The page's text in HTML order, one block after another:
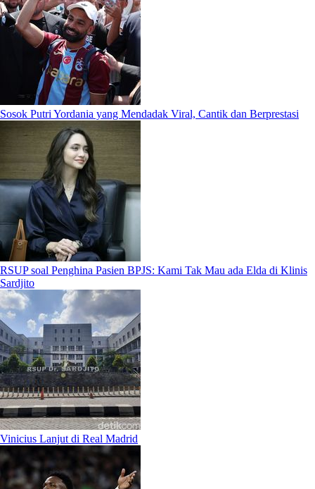
Sosok Putri Yordania yang Mendadak Viral, Cantik dan Berprestasi
RSUP soal Penghina Pasien BPJS: Kami Tak Mau ada Elda di Klinis
Sardjito
Vinicius Lanjut di Real Madrid